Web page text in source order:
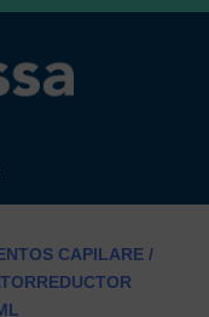
CAPILARE/